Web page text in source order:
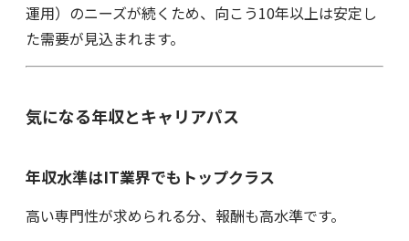
運用）のニーズが続くため、向こう10年以上は安定し
た需要が見込まれます。
気になる年収とキャリアパス
年収水準はIT業界でもトップクラス
高い専門性が求められる分、報酬も高水準です。